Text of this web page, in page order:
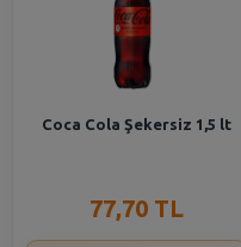
Coca Cola Şekersiz 1,5 lt
77,70 TL